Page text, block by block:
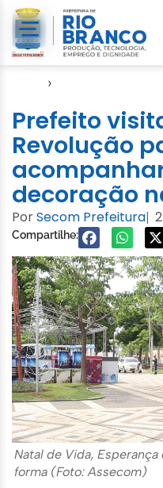
›
Prefeito
Revolução
decoração
PorSecom Prefeitura|
Compartilhe:
Natal de Vida,
forma (Foto: Assecom)